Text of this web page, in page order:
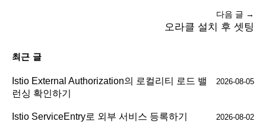
다음 글 →
오라클 설치 후 셋팅
최근 글
Istio External Authorization의 로컬리티 로드 밸
런싱 확인하기
2026-08-05
Istio ServiceEntry로 외부 서비스 등록하기 2026-08-02